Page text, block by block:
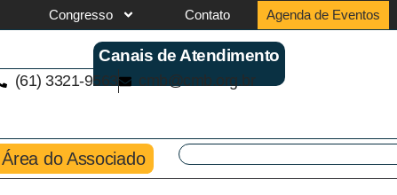
Congresso Contato Agenda de Eventos
Canais de Atendimento
(61) 3321-9563 cmb@cmb.org.br
Área do Associado